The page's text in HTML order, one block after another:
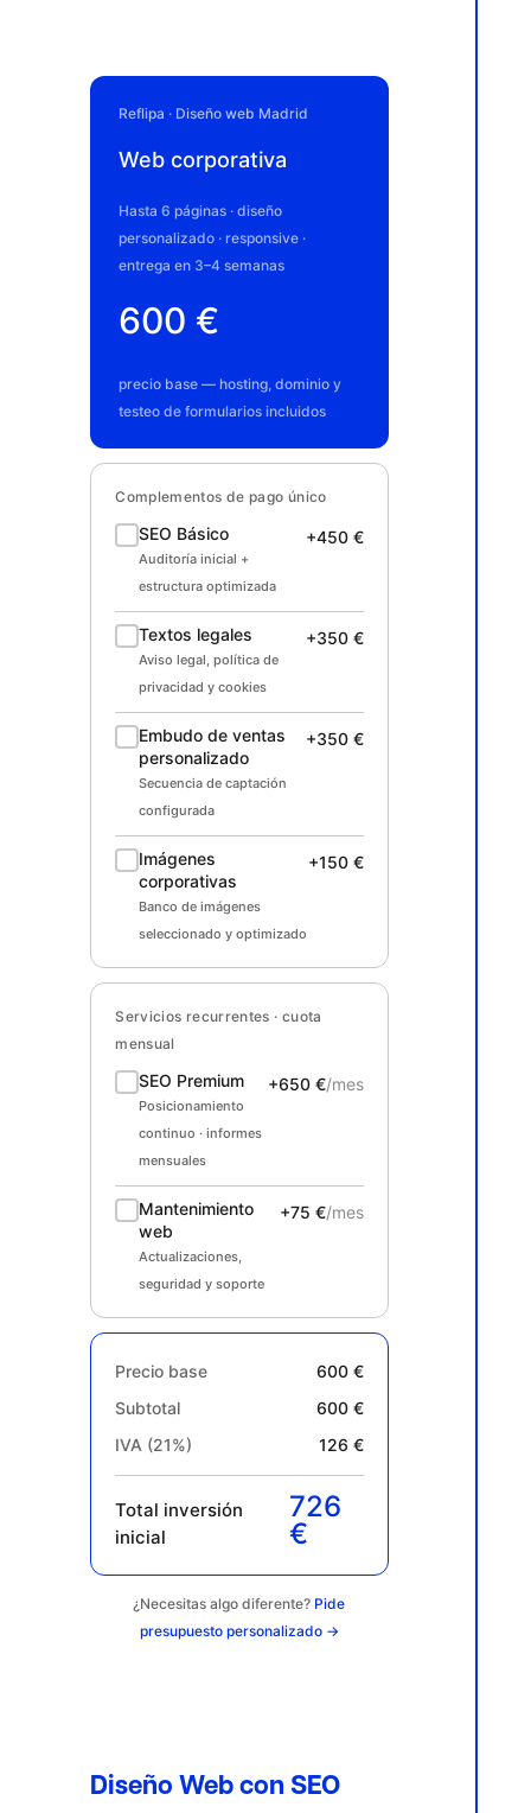
Reflipa · Diseño web Madrid
Web corporativa
Hasta 6 páginas · diseño
personalizado · responsive ·
entrega en 3–4 semanas
600 €
precio base — hosting, dominio y
testeo de formularios incluidos
Complementos de pago único
SEO Básico
Auditoría inicial +
estructura optimizada
+450 €
Textos legales
Aviso legal, política de
privacidad y cookies
+350 €
Embudo de ventas
personalizado
Secuencia de captación
configurada
+350 €
Imágenes
corporativas
Banco de imágenes
seleccionado y optimizado
+150 €
Servicios recurrentes · cuota
mensual
SEO Premium
Posicionamiento
continuo · informes
mensuales
+650 €/mes
Mantenimiento
web
Actualizaciones,
seguridad y soporte
+75 €/mes
Precio base
600 €
Subtotal
600 €
IVA (21%)
126 €
Total inversión
inicial
726
€
¿Necesitas algo diferente? Pide
presupuesto personalizado →
Diseño Web con SEO